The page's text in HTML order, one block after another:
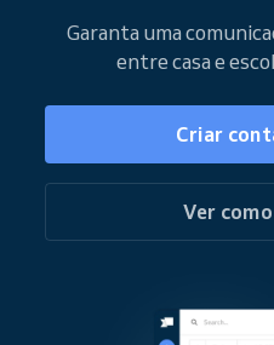
Garanta uma
entre casa e
Criar
Ver